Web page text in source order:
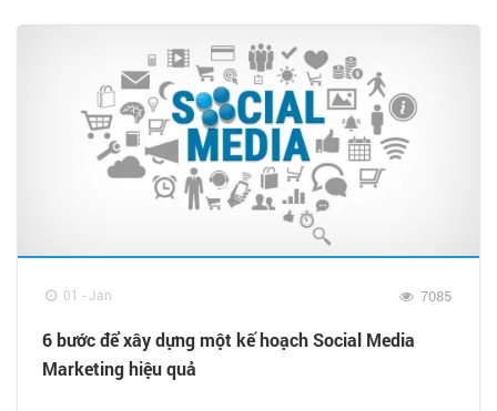
01 - Jan 7085
6 bước để xây dựng một kế hoạch Social Media
Marketing hiệu quả